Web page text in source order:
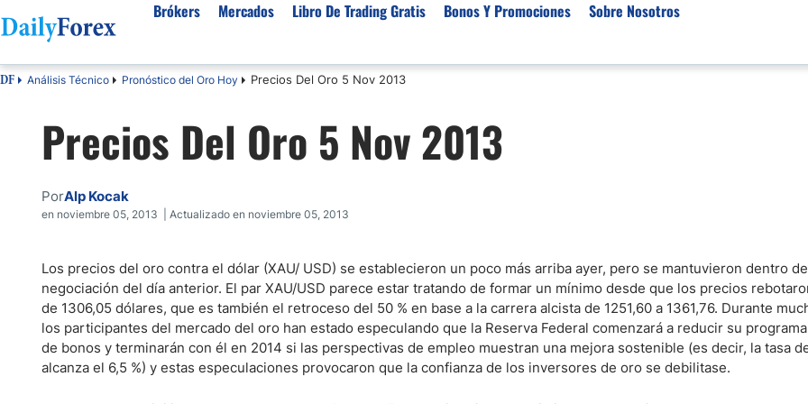
Brókers
España
Argentina
Rep. Dominicana
Mexico
Costa Rica
Venezuela
Guatemala
Cuba
El Salvador
Brokers Regulados
Brokers Para Scalping
Brokers por Categoría
Mercados
Divisas
EUR/USD
Materias Primas
Precio del Cafe
Precio del Cacao
Oro (XAU/USD)
Plata (XAG/USD)
Petróleo WTI
Todas las Materias Primas
Mercado de Acciones
Libro De Trading Gratis Bonos Y Promociones Sobre Nosotros
Sobre Nosotros
Política editorial
Cómo generamos ingresos
Nuestra metodología
Por qué confiar en nosotros
DF Análisis Técnico Pronóstico del Oro Hoy Precios Del Oro 5 Nov 2013
Precios Del Oro 5 Nov 2013
PorAlp Kocak
en noviembre 05, 2013 | Actualizado en noviembre 05, 2013
Los precios del oro contra el dólar (XAU/ USD) se establecieron un poco más arriba ayer, pero se mantuvieron dentro
negociación del día anterior. El par XAU/USD parece estar tratando de formar un mínimo desde que los precios
de 1306,05 dólares, que es también el retroceso del 50 % en base a la carrera alcista de 1251,60 a 1361,76. Durante
los participantes del mercado del oro han estado especulando que la Reserva Federal comenzará a reducir su
de bonos y terminarán con él en 2014 si las perspectivas de empleo muestran una mejora sostenible (es decir, la tasa
alcanza el 6,5 %) y estas especulaciones provocaron que la confianza de los inversores de oro se debilitase.